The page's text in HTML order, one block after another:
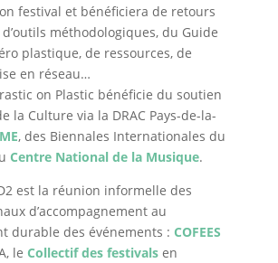
festival et bénéficiera de retours
d’outils méthodologiques, du Guide
plastique, de ressources, de
en réseau…
on Plastic bénéficie du soutien
la Culture via la DRAC Pays-de-la-
, des Biennales Internationales du
Centre National de la Musique.
est la réunion informelle des
d’accompagnement au
durable des événements : COFEES
le Collectif des festivalsen